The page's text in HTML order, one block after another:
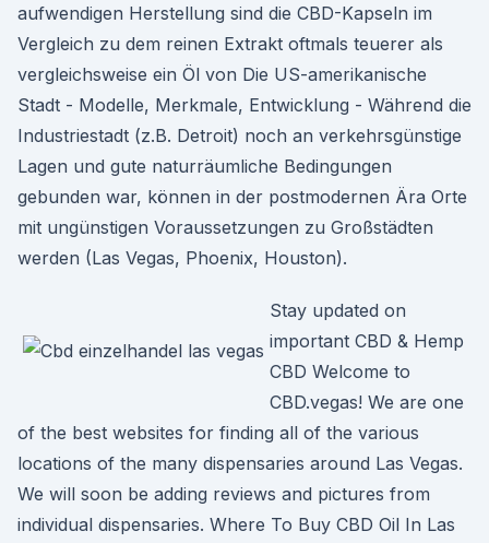
aufwendigen Herstellung sind die CBD-Kapseln im
Vergleich zu dem reinen Extrakt oftmals teuerer als
vergleichsweise ein Öl von Die US-amerikanische
Stadt - Modelle, Merkmale, Entwicklung - Während die
Industriestadt (z.B. Detroit) noch an verkehrsgünstige
Lagen und gute naturräumliche Bedingungen
gebunden war, können in der postmodernen Ära Orte
mit ungünstigen Voraussetzungen zu Großstädten
werden (Las Vegas, Phoenix, Houston).
Stay updated on
important CBD & Hemp
CBD Welcome to
CBD.vegas! We are one
of the best websites for finding all of the various
locations of the many dispensaries around Las Vegas.
We will soon be adding reviews and pictures from
individual dispensaries. Where To Buy CBD Oil In Las